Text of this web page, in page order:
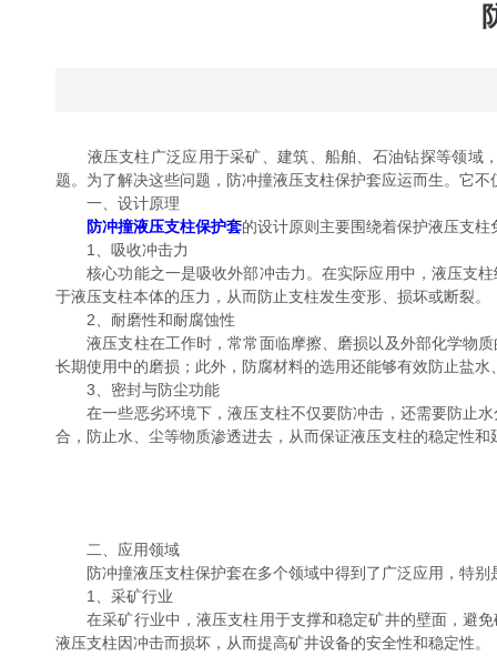
液压支柱广泛应用于采矿、建筑、船舶、石油钻探等领域，
题。为了解决这些问题，防冲撞液压支柱保护套应运而生。它
一、设计原理
防冲撞液压支柱保护套的设计原则主要围绕着保护液压支
1、吸收冲击力
核心功能之一是吸收外部冲击力。在实际应用中，液压支柱
于液压支柱本体的压力，从而防止支柱发生变形、损坏或断裂。
2、耐磨性和耐腐蚀性
液压支柱在工作时，常常面临摩擦、磨损以及外部化学物质
长期使用中的磨损；此外，防腐材料的选用还能够有效防止盐
3、密封与防尘功能
在一些恶劣环境下，液压支柱不仅要防冲击，还需要防止水
合，防止水、尘等物质渗透进去，从而保证液压支柱的稳定性和
二、应用领域
防冲撞液压支柱保护套在多个领域中得到了广泛应用，特别
1、采矿行业
在采矿行业中，液压支柱用于支撑和稳定矿井的壁面，避免
液压支柱因冲击而损坏，从而提高矿井设备的安全性和稳定性。